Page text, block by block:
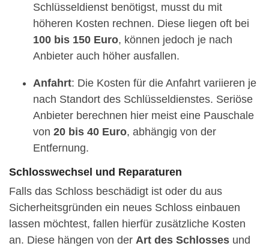
Schlüsseldienst benötigst, musst du mit
höheren Kosten rechnen. Diese liegen oft bei
100 bis 150 Euro, können jedoch je nach
Anbieter auch höher ausfallen.
Anfahrt: Die Kosten für die Anfahrt variieren je
nach Standort des Schlüsseldienstes. Seriöse
Anbieter berechnen hier meist eine Pauschale
von 20 bis 40 Euro, abhängig von der
Entfernung.
Schlosswechsel und Reparaturen
Falls das Schloss beschädigt ist oder du aus
Sicherheitsgründen ein neues Schloss einbauen
lassen möchtest, fallen hierfür zusätzliche Kosten
an. Diese hängen von der Art des Schlosses und